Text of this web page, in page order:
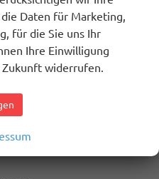
Daten für Marketing,
für die Sie uns Ihr
Ihre Einwilligung
widerrufen.